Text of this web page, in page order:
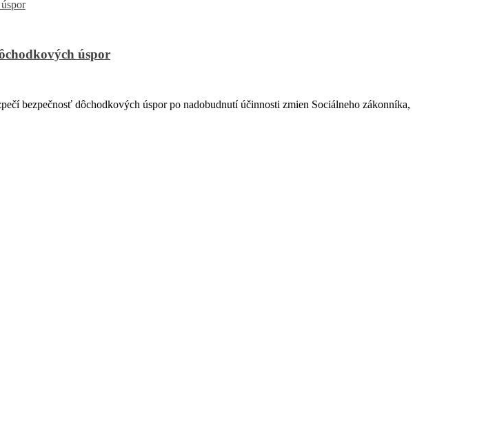
úspor
bezpečnosť dôchodkových úspor po nadobudnutí účinnosti zmien Sociálneho zákonníka,